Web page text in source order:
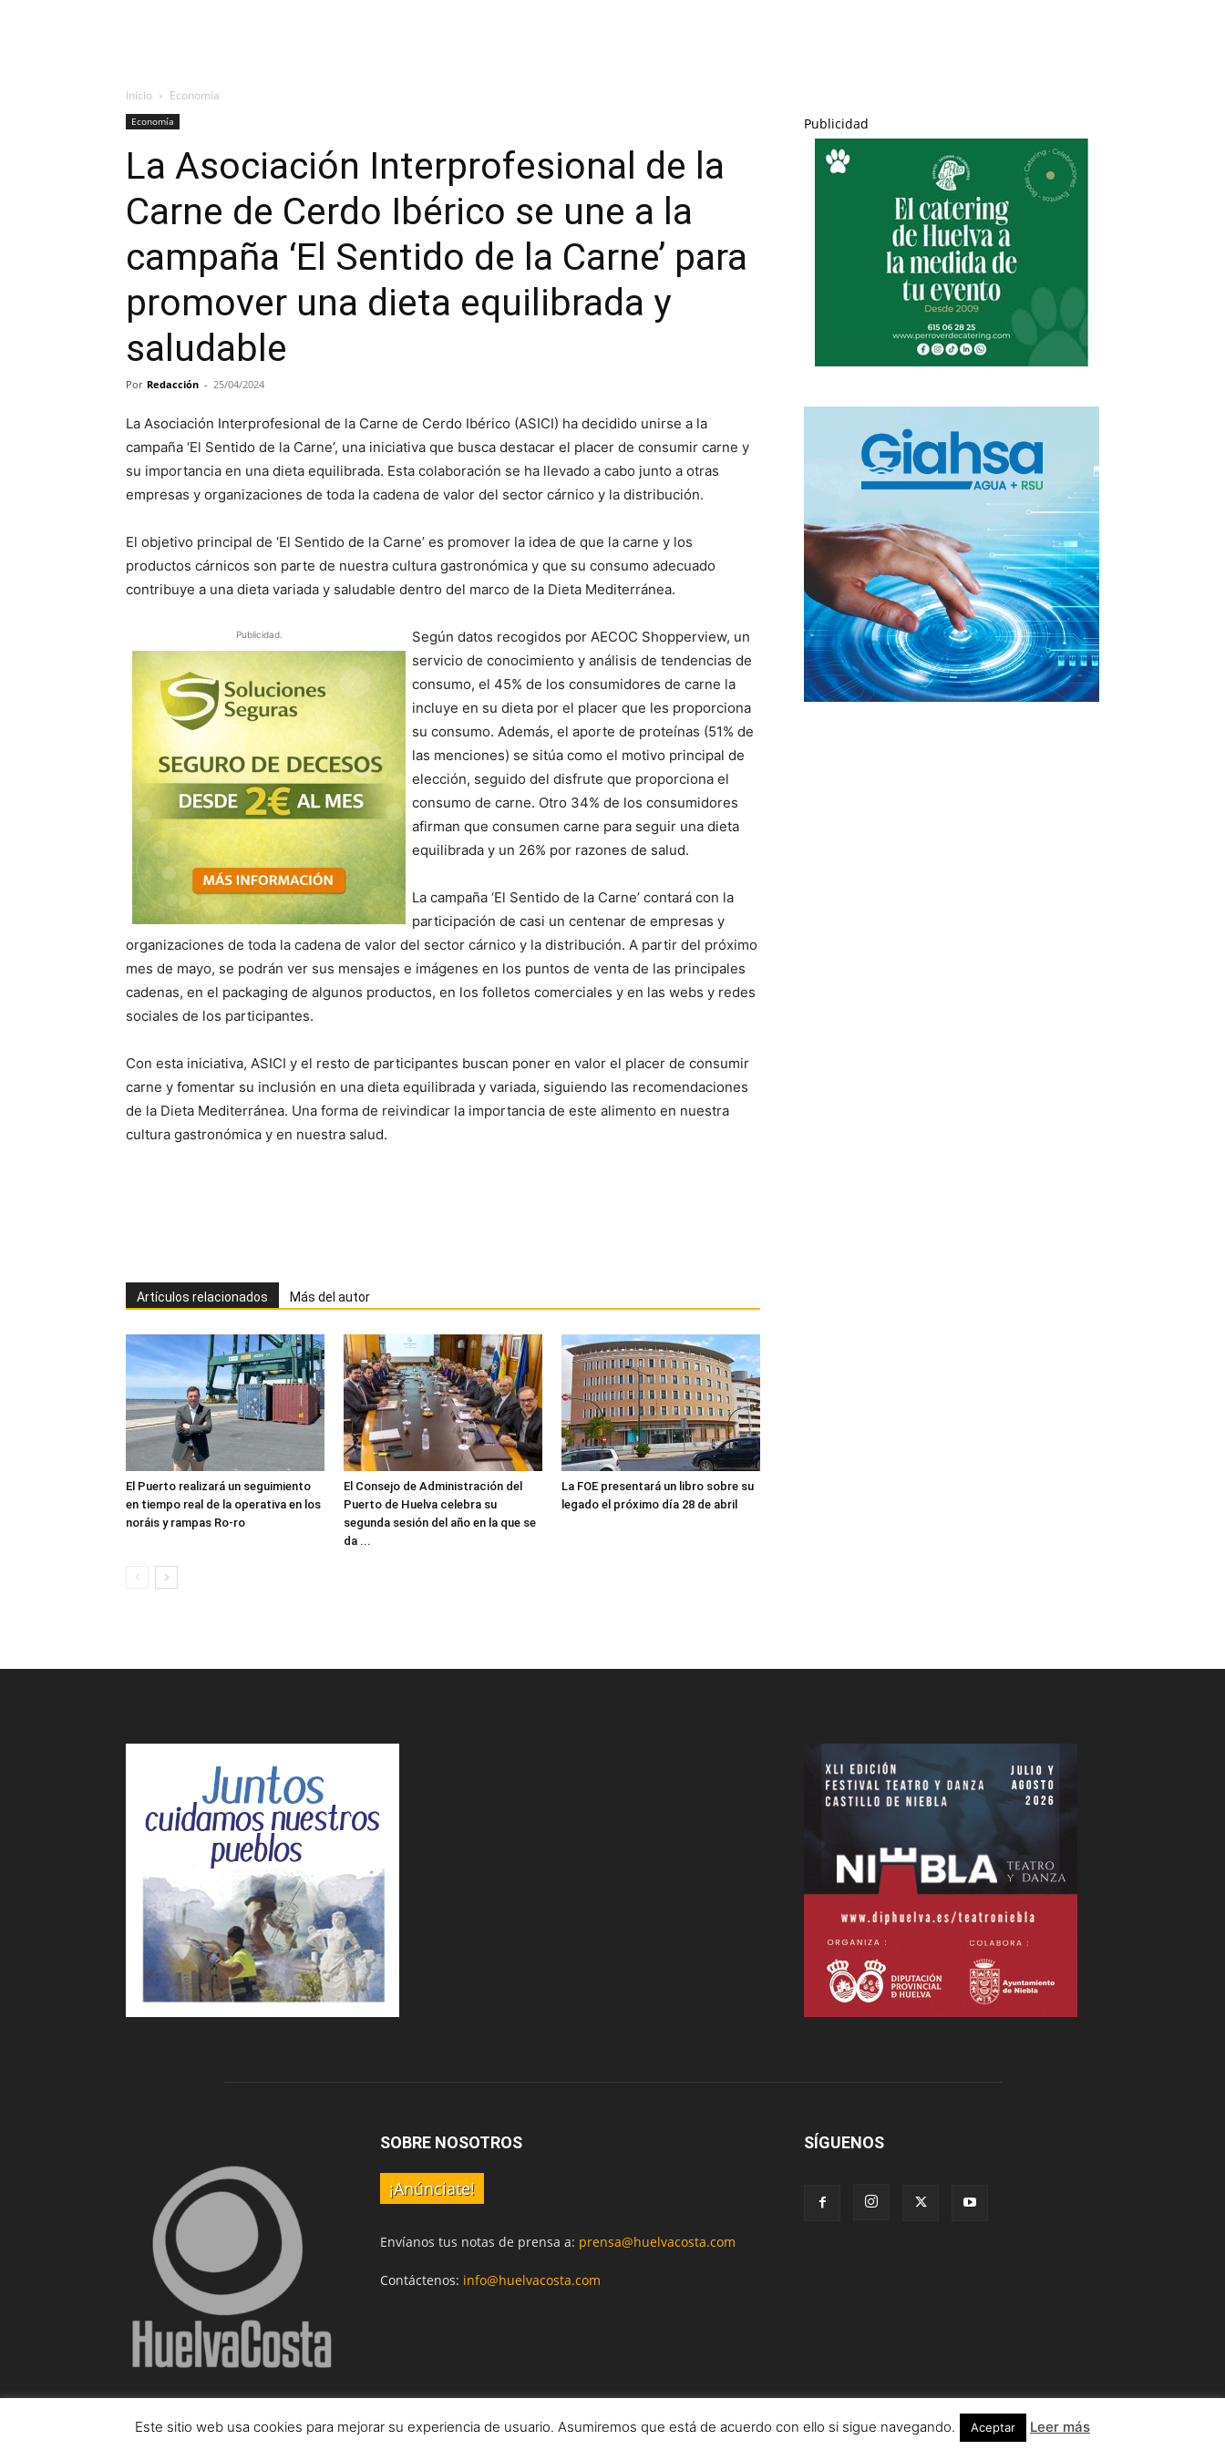
Inicio Economía
Economía
La Asociación Interprofesional de la
Carne de Cerdo Ibérico se une a la
campaña ‘El Sentido de la Carne’ para
promover una dieta equilibrada y
saludable
Por Redacción - 25/04/2024
La Asociación Interprofesional de la Carne de Cerdo Ibérico (ASICI) ha decidido unirse a la
campaña ‘El Sentido de la Carne’, una iniciativa que busca destacar el placer de consumir carne y
su importancia en una dieta equilibrada. Esta colaboración se ha llevado a cabo junto a otras
empresas y organizaciones de toda la cadena de valor del sector cárnico y la distribución.
El objetivo principal de ‘El Sentido de la Carne’ es promover la idea de que la carne y los
productos cárnicos son parte de nuestra cultura gastronómica y que su consumo adecuado
contribuye a una dieta variada y saludable dentro del marco de la Dieta Mediterránea.
Publicidad.
Según datos recogidos por AECOC Shopperview, un
servicio de conocimiento y análisis de tendencias de
consumo, el 45% de los consumidores de carne la
incluye en su dieta por el placer que les proporciona
su consumo. Además, el aporte de proteínas (51% de
las menciones) se sitúa como el motivo principal de
elección, seguido del disfrute que proporciona el
consumo de carne. Otro 34% de los consumidores
afirman que consumen carne para seguir una dieta
equilibrada y un 26% por razones de salud.
La campaña ‘El Sentido de la Carne’ contará con la
participación de casi un centenar de empresas y
organizaciones de toda la cadena de valor del sector cárnico y la distribución. A partir del próximo
mes de mayo, se podrán ver sus mensajes e imágenes en los puntos de venta de las principales
cadenas, en el packaging de algunos productos, en los folletos comerciales y en las webs y redes
sociales de los participantes.
Con esta iniciativa, ASICI y el resto de participantes buscan poner en valor el placer de consumir
carne y fomentar su inclusión en una dieta equilibrada y variada, siguiendo las recomendaciones
de la Dieta Mediterránea. Una forma de reivindicar la importancia de este alimento en nuestra
cultura gastronómica y en nuestra salud.
Artículos relacionados Más del autor
El Puerto realizará un seguimiento
en tiempo real de la operativa en los
noráis y rampas Ro-ro
El Consejo de Administración del
Puerto de Huelva celebra su
segunda sesión del año en la que se
da ...
La FOE presentará un libro sobre su
legado el próximo día 28 de abril
Publicidad
SOBRE NOSOTROS
¡Anúnciate!
Envíanos tus notas de prensa a: prensa@huelvacosta.com
Contáctenos: info@huelvacosta.com
SÍGUENOS
Información legal Condiciones de uso
© HuelvaCosta
Este sitio web usa cookies para mejorar su experiencia de usuario. Asumiremos que está de acuerdo con ello si sigue navegando. Aceptar Leer más